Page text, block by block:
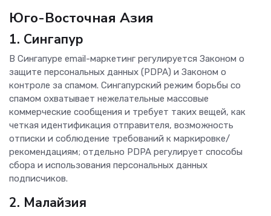
Юго-Восточная Азия
1. Сингапур
В Сингапуре email-маркетинг регулируется Законом о
защите персональных данных (PDPA) и Законом о
контроле за спамом. Сингапурский режим борьбы со
спамом охватывает нежелательные массовые
коммерческие сообщения и требует таких вещей, как
четкая идентификация отправителя, возможность
отписки и соблюдение требований к маркировке/
рекомендациям; отдельно PDPA регулирует способы
сбора и использования персональных данных
подписчиков.
2. Малайзия